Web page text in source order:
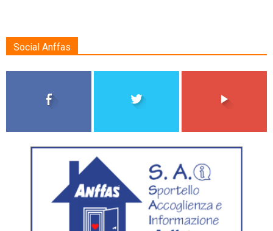
Social Anffas